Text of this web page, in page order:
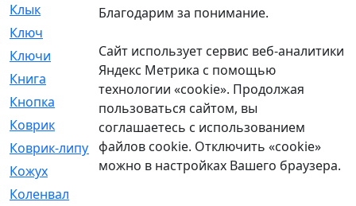
Клык
[4]
Ключ
Ключи
[3]
Книга
[293]
Кнопка
[3]
Коврик
[1]
Коврик-липучка
[2]
Кожух
[4]
Коленвал
Благодарим за понимание.
Сайт использует сервис веб-аналитики
Яндекс Метрика с помощью
технологии «cookie». Продолжая
пользоваться сайтом, вы
соглашаетесь с использованием
файлов cookie. Отключить «cookie»
можно в настройках Вашего браузера.